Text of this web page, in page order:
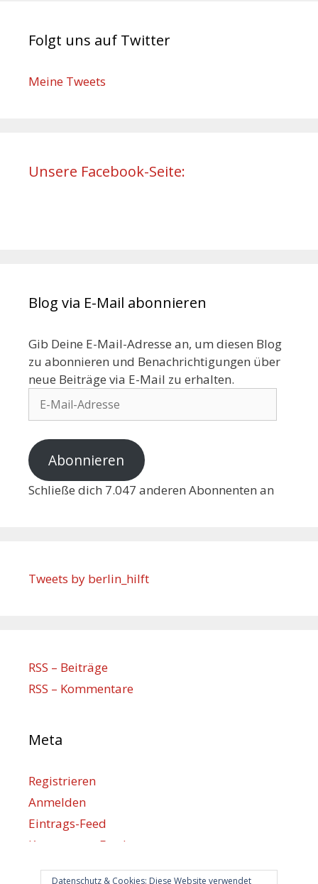
Folgt uns auf Twitter
Meine Tweets
Unsere Facebook-Seite:
Blog via E-Mail abonnieren
Gib Deine E-Mail-Adresse an, um diesen Blog
zu abonnieren und Benachrichtigungen über
neue Beiträge via E-Mail zu erhalten.
Abonnieren
Schließe dich 7.047 anderen Abonnenten an
Datenschutz & Cookies: Diese Website verwendet
Tweets by berlin_hilft
RSS – Beiträge
RSS – Kommentare
Meta
Registrieren
Anmelden
Eintrags-Feed
Kommentar-Feed
WordPress.org